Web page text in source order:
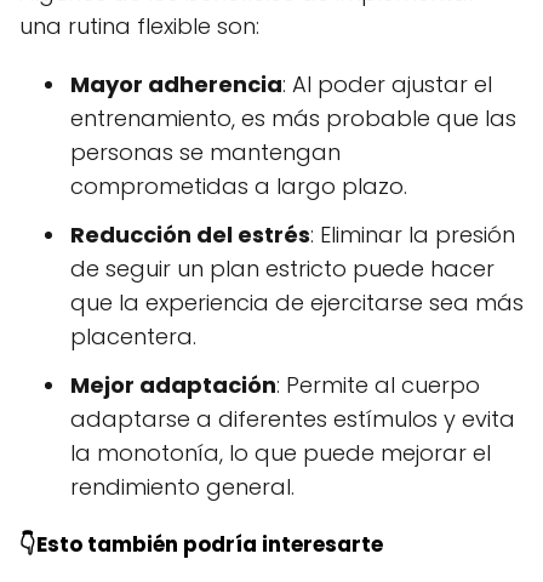
una rutina flexible son:
Mayor adherencia: Al poder ajustar el
entrenamiento, es más probable que las
personas se mantengan
comprometidas a largo plazo.
Reducción del estrés: Eliminar la presión
de seguir un plan estricto puede hacer
que la experiencia de ejercitarse sea más
placentera.
Mejor adaptación: Permite al cuerpo
adaptarse a diferentes estímulos y evita
la monotonía, lo que puede mejorar el
rendimiento general.
👇Esto también podría interesarte